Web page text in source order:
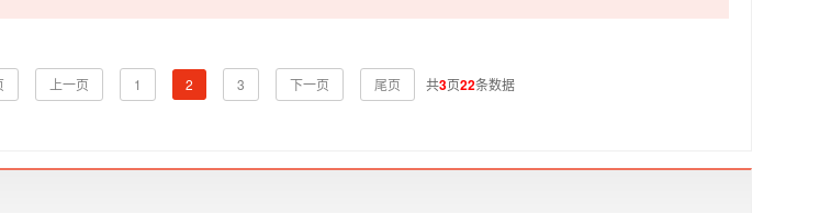
上一页 1 2 3 下一页 尾页 共3页22条数据